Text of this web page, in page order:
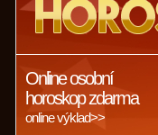
Online osobní
horoskop zdarma
online výklad>>